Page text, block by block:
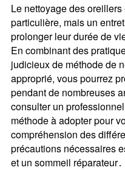
Le nettoyage des
particulière, mais un
prolonger leur durée de
En combinant des
judicieux de méthode de
approprié, vous pourrez
pendant de nombreuses
consulter un
méthode à adopter pour
compréhension des
précautions nécessaires
et un sommeil réparateur․